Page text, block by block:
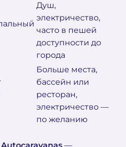
Душ,
электричество,
часто в пешей
доступности до
города
Больше места,
бассейн или
ресторан,
электричество —
по желанию